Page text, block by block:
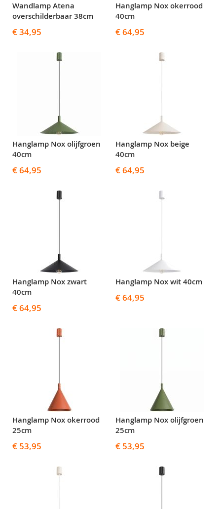
Wandlamp Atena
overschilderbaar 38cm
€ 34,95
Hanglamp Nox okerrood
40cm
€ 64,95
Hanglamp Nox olijfgroen
40cm
€ 64,95
Hanglamp Nox beige
40cm
€ 64,95
Hanglamp Nox zwart
40cm
€ 64,95
Hanglamp Nox wit 40cm
€ 64,95
Hanglamp Nox okerrood
25cm
€ 53,95
Hanglamp Nox olijfgroen
25cm
€ 53,95